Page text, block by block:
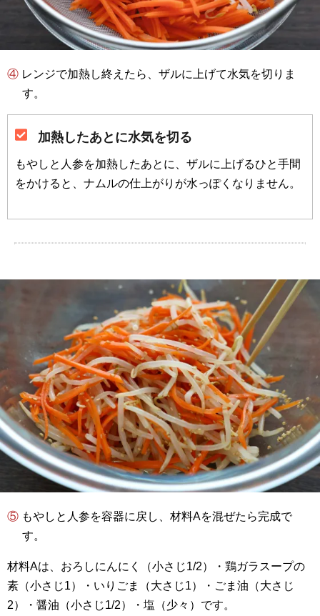
④ レンジで加熱し終えたら、ザルに上げて水気を切りま
す。
加熱したあとに水気を切る
もやしと人参を加熱したあとに、ザルに上げるひと手間
をかけると、ナムルの仕上がりが水っぽくなりません。
⑤ もやしと人参を容器に戻し、材料Aを混ぜたら完成で
す。
材料Aは、おろしにんにく（小さじ1/2）・鶏ガラスープの
素（小さじ1）・いりごま（大さじ1）・ごま油（大さじ
2）・醤油（小さじ1/2）・塩（少々）です。